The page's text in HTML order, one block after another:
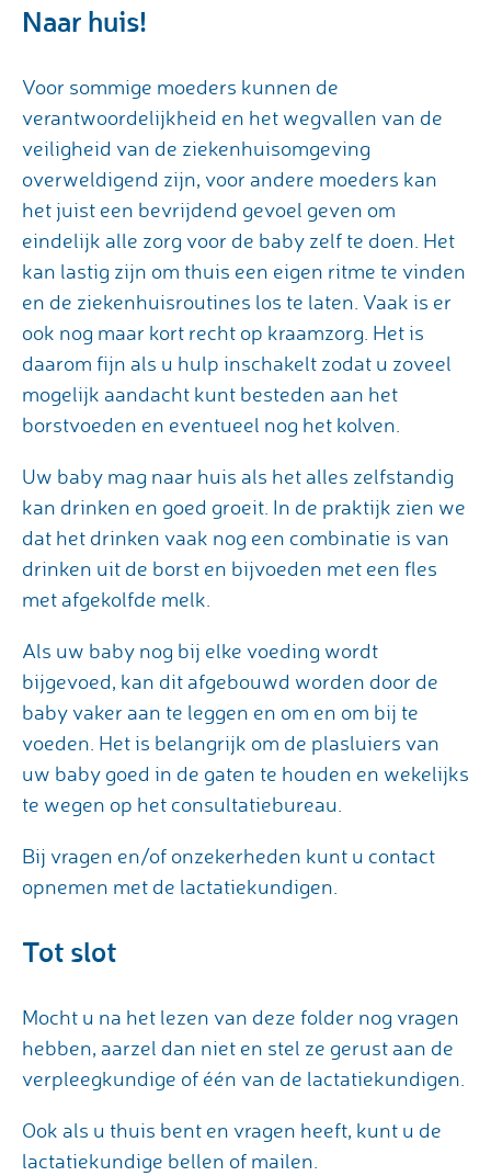
Naar huis!
Voor sommige moeders kunnen de
verantwoordelijkheid en het wegvallen van de
veiligheid van de ziekenhuisomgeving
overweldigend zijn, voor andere moeders kan
het juist een bevrijdend gevoel geven om
eindelijk alle zorg voor de baby zelf te doen. Het
kan lastig zijn om thuis een eigen ritme te vinden
en de ziekenhuisroutines los te laten. Vaak is er
ook nog maar kort recht op kraamzorg. Het is
daarom fijn als u hulp inschakelt zodat u zoveel
mogelijk aandacht kunt besteden aan het
borstvoeden en eventueel nog het kolven.
Uw baby mag naar huis als het alles zelfstandig
kan drinken en goed groeit. In de praktijk zien we
dat het drinken vaak nog een combinatie is van
drinken uit de borst en bijvoeden met een fles
met afgekolfde melk.
Als uw baby nog bij elke voeding wordt
bijgevoed, kan dit afgebouwd worden door de
baby vaker aan te leggen en om en om bij te
voeden. Het is belangrijk om de plasluiers van
uw baby goed in de gaten te houden en wekelijks
te wegen op het consultatiebureau.
Bij vragen en/of onzekerheden kunt u contact
opnemen met de lactatiekundigen.
Tot slot
Mocht u na het lezen van deze folder nog vragen
hebben, aarzel dan niet en stel ze gerust aan de
verpleegkundige of één van de lactatiekundigen.
Ook als u thuis bent en vragen heeft, kunt u de
lactatiekundige bellen of mailen.